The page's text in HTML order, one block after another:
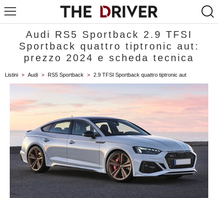
Audi RS5 Sportback 2.9 TFSI
Sportback quattro tiptronic aut:
prezzo 2024 e scheda tecnica
Listini > Audi > RS5 Sportback > 2.9 TFSI Sportback quattro tiptronic aut